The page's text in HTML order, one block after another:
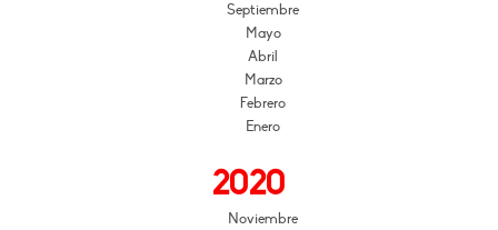
Septiembre
Mayo
Abril
Marzo
Febrero
Enero
2020
Noviembre